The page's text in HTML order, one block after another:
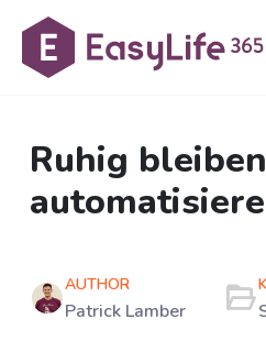
Ruhig
AUTHOR
Patrick Lamber